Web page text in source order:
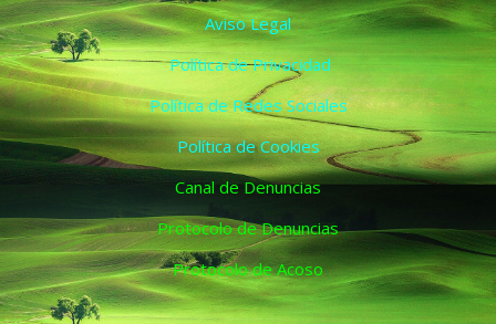
Aviso Legal
Política de Privacidad
Política de Redes Sociales
Política de Cookies
Canal de Denuncias
Protocolo de Denuncias
Protocolo de Acoso